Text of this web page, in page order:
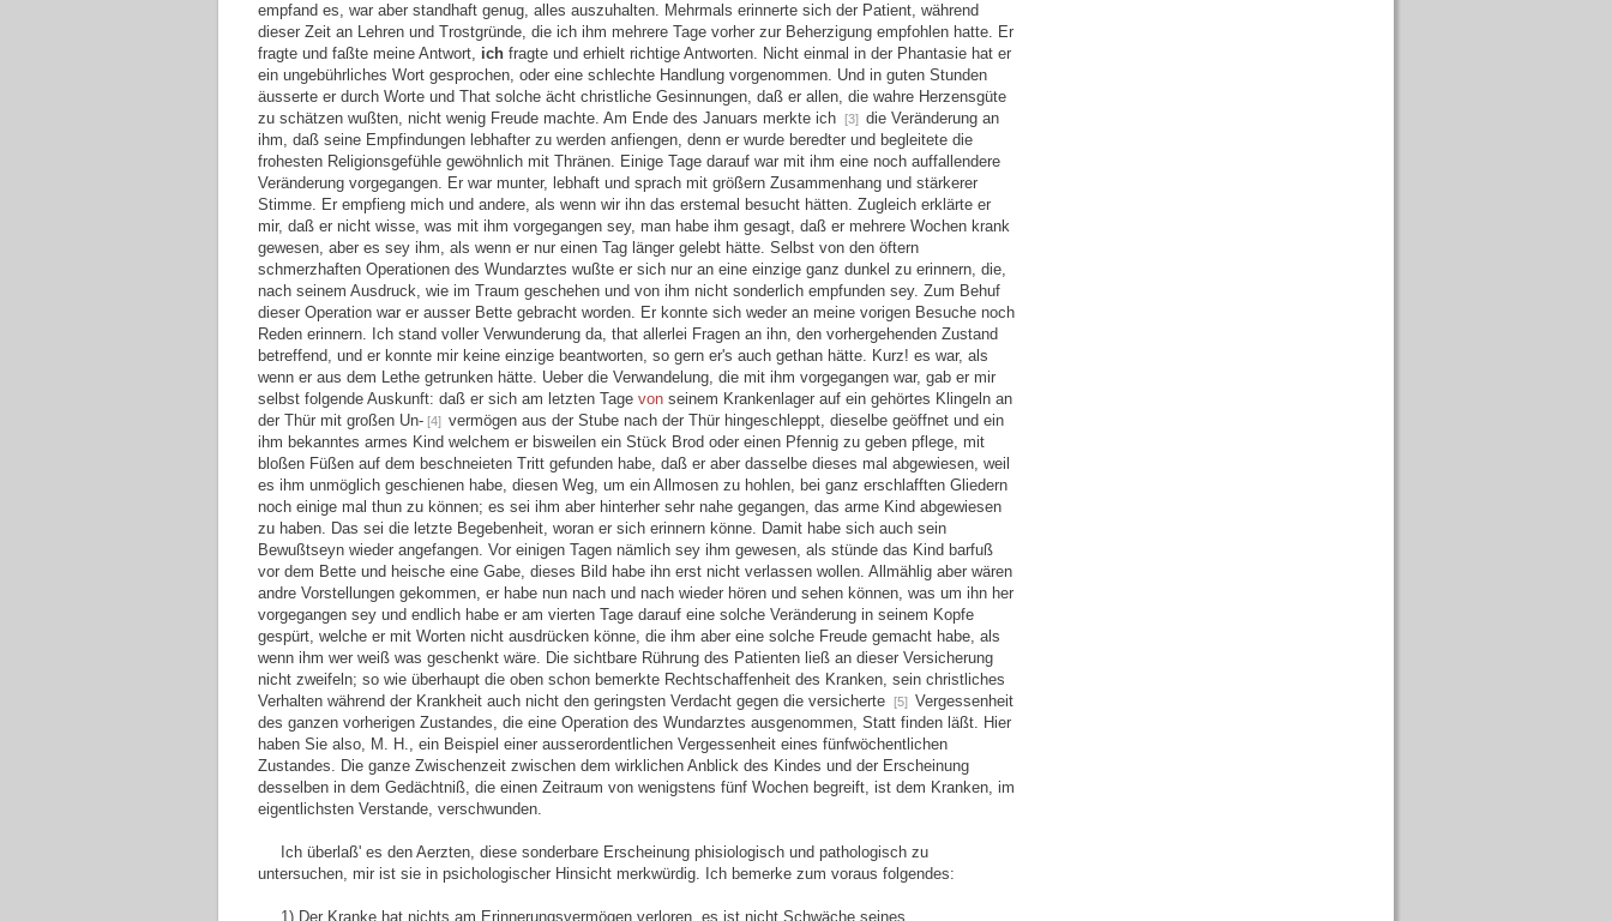
empfand es, war aber standhaft genug, alles auszuhalten. Mehrmals erinnerte sich der Patient, während
dieser Zeit an Lehren und Trostgründe, die ich ihm mehrere Tage vorher zur Beherzigung empfohlen hatte. Er
fragte und faßte meine Antwort, ich fragte und erhielt richtige Antworten. Nicht einmal in der Phantasie hat er
ein ungebührliches Wort gesprochen, oder eine schlechte Handlung vorgenommen. Und in guten Stunden
äusserte er durch Worte und That solche ächt christliche Gesinnungen, daß er allen, die wahre Herzensgüte
zu schätzen wußten, nicht wenig Freude machte. Am Ende des Januars merkte ich
[3] die Veränderung an
ihm, daß seine Empfindungen lebhafter zu werden anfiengen, denn er wurde beredter und begleitete die
frohesten Religionsgefühle gewöhnlich mit Thränen. Einige Tage darauf war mit ihm eine noch auffallendere
Veränderung vorgegangen. Er war munter, lebhaft und sprach mit größern Zusammenhang und stärkerer
Stimme. Er empfieng mich und andere, als wenn wir ihn das erstemal besucht hätten. Zugleich erklärte er
mir, daß er nicht wisse, was mit ihm vorgegangen sey, man habe ihm gesagt, daß er mehrere Wochen krank
gewesen, aber es sey ihm, als wenn er nur einen Tag länger gelebt hätte. Selbst von den öftern
schmerzhaften Operationen des Wundarztes wußte er sich nur an eine einzige ganz dunkel zu erinnern, die,
nach seinem Ausdruck, wie im Traum geschehen und von ihm nicht sonderlich empfunden sey. Zum Behuf
dieser Operation war er ausser Bette gebracht worden. Er konnte sich weder an meine vorigen Besuche noch
Reden erinnern. Ich stand voller Verwunderung da, that allerlei Fragen an ihn, den vorhergehenden Zustand
betreffend, und er konnte mir keine einzige beantworten, so gern er's auch gethan hätte. Kurz! es war, als
wenn er aus dem Lethe getrunken hätte. Ueber die Verwandelung, die mit ihm vorgegangen war, gab er mir
selbst folgende Auskunft: daß er sich am letzten Tage von seinem Krankenlager auf ein gehörtes Klingeln an
der Thür mit großen Un- [4] vermögen aus der Stube nach der Thür hingeschleppt, dieselbe geöffnet und ein
ihm bekanntes armes Kind welchem er bisweilen ein Stück Brod oder einen Pfennig zu geben pflege, mit
bloßen Füßen auf dem beschneieten Tritt gefunden habe, daß er aber dasselbe dieses mal abgewiesen, weil
es ihm unmöglich geschienen habe, diesen Weg, um ein Allmosen zu hohlen, bei ganz erschlafften Gliedern
noch einige mal thun zu können; es sei ihm aber hinterher sehr nahe gegangen, das arme Kind abgewiesen
zu haben. Das sei die letzte Begebenheit, woran er sich erinnern könne. Damit habe sich auch sein
Bewußtseyn wieder angefangen. Vor einigen Tagen nämlich sey ihm gewesen, als stünde das Kind barfuß
vor dem Bette und heische eine Gabe, dieses Bild habe ihn erst nicht verlassen wollen. Allmählig aber wären
andre Vorstellungen gekommen, er habe nun nach und nach wieder hören und sehen können, was um ihn her
vorgegangen sey und endlich habe er am vierten Tage darauf eine solche Veränderung in seinem Kopfe
gespürt, welche er mit Worten nicht ausdrücken könne, die ihm aber eine solche Freude gemacht habe, als
wenn ihm wer weiß was geschenkt wäre. Die sichtbare Rührung des Patienten ließ an dieser Versicherung
nicht zweifeln; so wie überhaupt die oben schon bemerkte Rechtschaffenheit des Kranken, sein christliches
Verhalten während der Krankheit auch nicht den geringsten Verdacht gegen die versicherte
[5] Vergessenheit
des ganzen vorherigen Zustandes, die eine Operation des Wundarztes ausgenommen, Statt finden läßt. Hier
haben Sie also, M. H., ein Beispiel einer ausserordentlichen Vergessenheit eines fünfwöchentlichen
Zustandes. Die ganze Zwischenzeit zwischen dem wirklichen Anblick des Kindes und der Erscheinung
desselben in dem Gedächtniß, die einen Zeitraum von wenigstens fünf Wochen begreift, ist dem Kranken, im
eigentlichsten Verstande, verschwunden.
Ich überlaß' es den Aerzten, diese sonderbare Erscheinung phisiologisch und pathologisch zu
untersuchen, mir ist sie in psichologischer Hinsicht merkwürdig. Ich bemerke zum voraus folgendes:
1) Der Kranke hat nichts am Erinnerungsvermögen verloren, es ist nicht Schwäche seines